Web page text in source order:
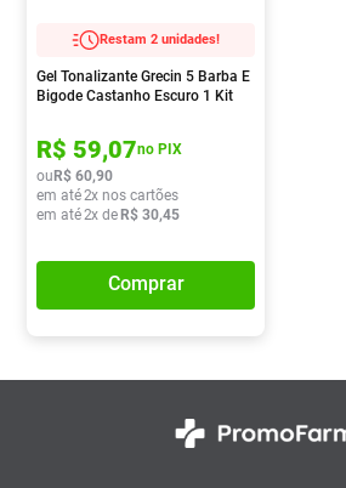
Restam 2 unidades!
Gel Tonalizante Grecin 5 Barba E
Bigode Castanho Escuro 1 Kit
R$ 59,07no PIX
ouR$ 60,90
em até2x nos cartões
em até2x deR$ 30,45
Comprar